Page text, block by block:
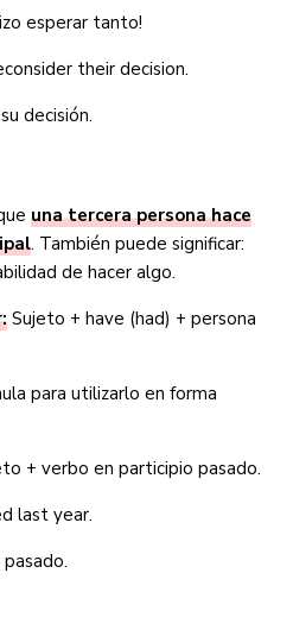
esperar tanto!
their decision.
decisión.
una tercera persona hace
. También puede significar:
de hacer algo.
Sujeto + have (had) + persona
para utilizarlo en forma
+ verbo en participio pasado.
last year.